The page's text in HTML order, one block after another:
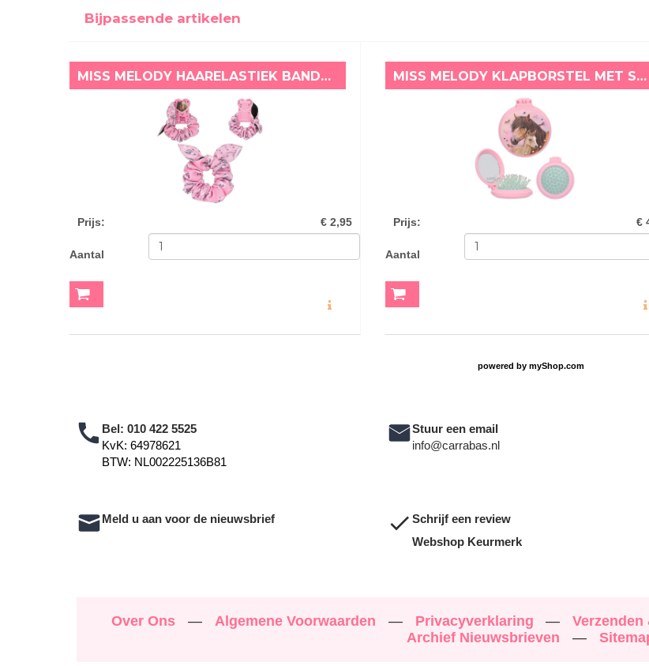
Bijpassende artikelen
MISS MELODY HAARELASTIEK BANDANA ROZE
Prijs: € 2,95
Aantal
MISS MELODY KLAPBORSTEL MET SPIEGEL HEARTBREAKER
Prijs: €
Aantal
powered by myShop.com
Bel: 010 422 5525
KvK: 64978621
BTW: NL002225136B81
Stuur een email
info@carrabas.nl
Meld u aan voor de nieuwsbrief
Schrijf een review
Webshop Keurmerk
Over Ons — Algemene Voorwaarden — Privacyverklaring — Verzenden
Archief Nieuwsbrieven
—